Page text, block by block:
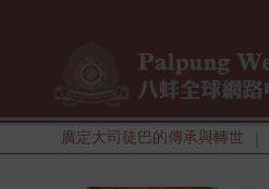
廣定大司徒巴的傳承與轉世